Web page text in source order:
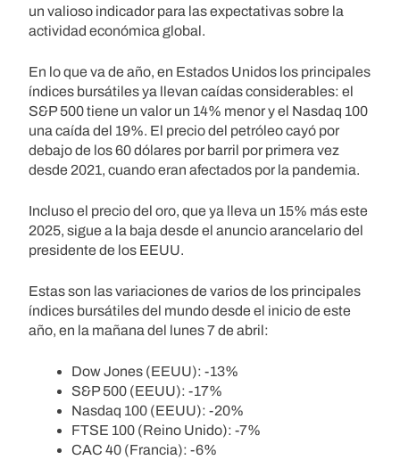
un valioso indicador para las expectativas sobre la
actividad económica global.
En lo que va de año, en Estados Unidos los principales
índices bursátiles ya llevan caídas considerables: el
S&P 500 tiene un valor un 14% menor y el Nasdaq 100
una caída del 19%. El precio del petróleo cayó por
debajo de los 60 dólares por barril por primera vez
desde 2021, cuando eran afectados por la pandemia.
Incluso el precio del oro, que ya lleva un 15% más este
2025, sigue a la baja desde el anuncio arancelario del
presidente de los EEUU.
Estas son las variaciones de varios de los principales
índices bursátiles del mundo desde el inicio de este
año, en la mañana del lunes 7 de abril:
Dow Jones (EEUU): -13%
S&P 500 (EEUU): -17%
Nasdaq 100 (EEUU): -20%
FTSE 100 (Reino Unido): -7%
CAC 40 (Francia): -6%